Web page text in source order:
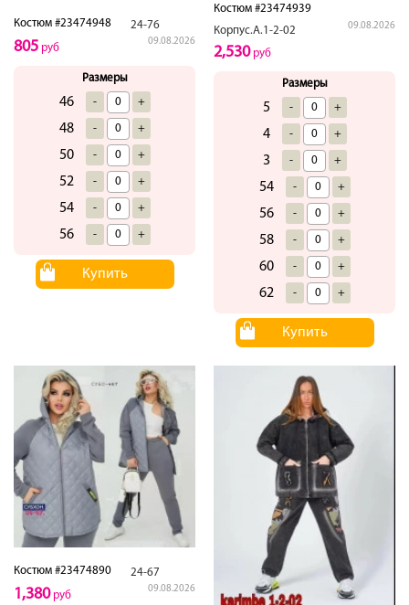
Костюм #23474948 24-76
09.08.2026
805 руб
Размеры
46 - +
48 - +
50 - +
52 - +
54 - +
56 - +
Купить
Костюм #23474939
Корпус.А.1-2-02
09.08.2026
2,530руб
Размеры
5 - +
4 - +
3 - +
54 - +
56 - +
58 - +
60 - +
62 - +
Купить
Костюм #23474890 24-67
09.08.2026
1,380руб